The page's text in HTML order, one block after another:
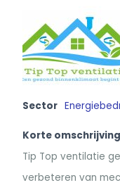
Sector
Korte omschrijving
Tip Top ventilatie
verbeteren van